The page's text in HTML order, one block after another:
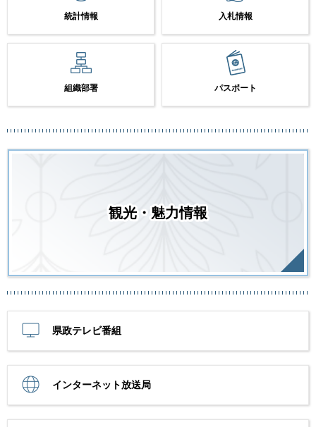
統計情報 入札情報
組織部署 パスポート
観光・魅力情報
県政テレビ番組
インターネット放送局